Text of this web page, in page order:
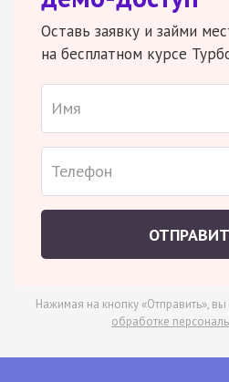
Оставь заявку и займи
на бесплатном курсе
Нажимая на кнопку «Отправить»,
обработке